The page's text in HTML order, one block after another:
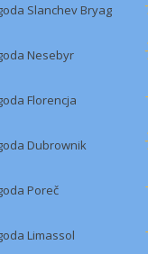
Slanchev Bryag
Nesebyr
Florencja
Dubrownik
Poreč
Limassol